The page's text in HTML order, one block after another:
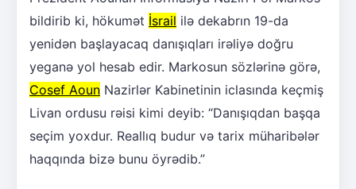
bildirib ki, hökumət İsrail ilə dekabrın 19-da
yenidən başlayacaq danışıqları irəliyə doğru
yeganə yol hesab edir. Markosun sözlərinə görə,
Cosef Aoun Nazirlər Kabinetinin iclasında keçmiş
Livan ordusu rəisi kimi deyib: “Danışıqdan başqa
seçim yoxdur. Reallıq budur və tarix müharibələr
haqqında bizə bunu öyrədib.”